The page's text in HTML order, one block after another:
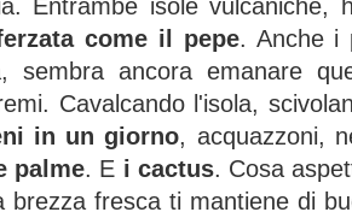
Entrambe isole vulcaniche,
come il pepe. Anche i
sembra ancora emanare
Cavalcando l'isola,
in un giorno, acquazzoni,
palme. E i cactus. Cosa
fresca ti mantiene di